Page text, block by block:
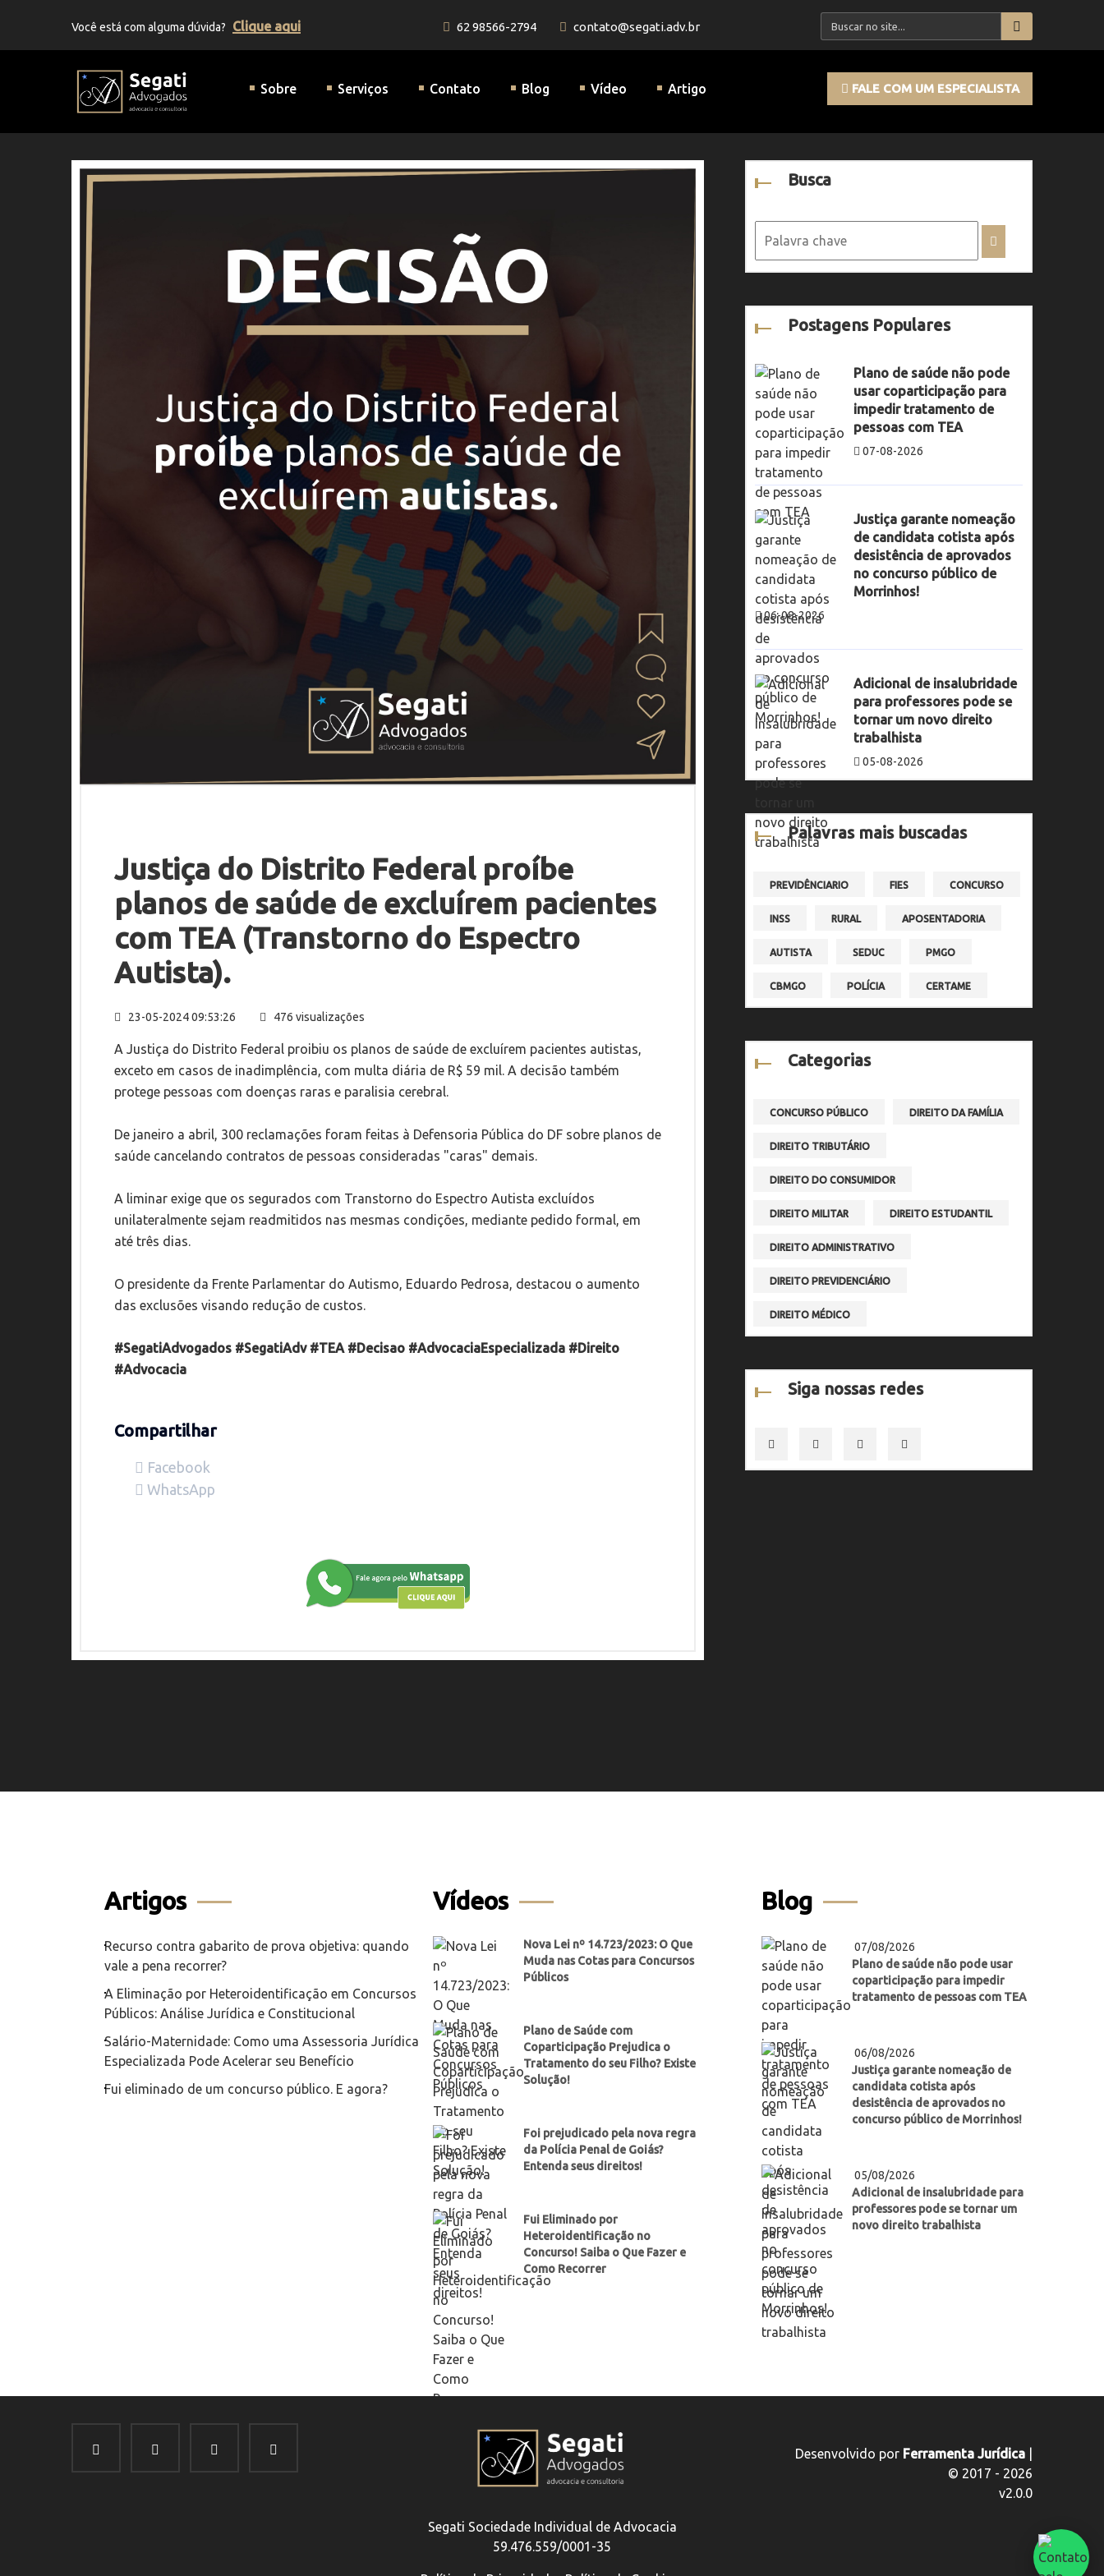
Você está com alguma dúvida? Clique aqui 62 98566-2794 contato@segati.adv.br
Sobre
Serviços Contato Blog Vídeo Artigo FALE COM UM ESPECIALISTA
Justiça do Distrito Federal proíbe
planos de saúde de excluírem pacientes
com TEA (Transtorno do Espectro
Autista).
23-05-2024 09:53:26 476 visualizações
A Justiça do Distrito Federal proibiu os planos de saúde de excluírem pacientes autistas,
exceto em casos de inadimplência, com multa diária de R$ 59 mil. A decisão também
protege pessoas com doenças raras e paralisia cerebral.
De janeiro a abril, 300 reclamações foram feitas à Defensoria Pública do DF sobre planos de
saúde cancelando contratos de pessoas consideradas "caras" demais.
A liminar exige que os segurados com Transtorno do Espectro Autista excluídos
unilateralmente sejam readmitidos nas mesmas condições, mediante pedido formal, em
até três dias.
O presidente da Frente Parlamentar do Autismo, Eduardo Pedrosa, destacou o aumento
das exclusões visando redução de custos.
#SegatiAdvogados #SegatiAdv #TEA #Decisao #AdvocaciaEspecializada #Direito
#Advocacia
Compartilhar
Facebook
WhatsApp
Busca
Postagens Populares
Plano de saúde não pode
usar coparticipação para
impedir tratamento de
pessoas com TEA
07-08-2026
Justiça garante nomeação
de candidata cotista após
desistência de aprovados
no concurso público de
Morrinhos!
06-08-2026
Adicional de insalubridade
para professores pode se
tornar um novo direito
trabalhista
05-08-2026
Palavras mais buscadas
PREVIDÊNCIARIO FIES CONCURSO
INSS RURAL APOSENTADORIA
AUTISTA SEDUC PMGO
CBMGO POLÍCIA CERTAME
Categorias
CONCURSO PÚBLICO DIREITO DA FAMÍLIA
DIREITO TRIBUTÁRIO
DIREITO DO CONSUMIDOR
DIREITO MILITAR DIREITO ESTUDANTIL
DIREITO ADMINISTRATIVO
DIREITO PREVIDENCIÁRIO
DIREITO MÉDICO
Siga nossas redes
Artigos
Recurso contra gabarito de prova objetiva: quando
vale a pena recorrer?
A Eliminação por Heteroidentificação em Concursos
Públicos: Análise Jurídica e Constitucional
Salário-Maternidade: Como uma Assessoria Jurídica
Especializada Pode Acelerar seu Benefício
Fui eliminado de um concurso público. E agora?
Vídeos
Nova Lei nº 14.723/2023: O Que
Muda nas Cotas para Concursos
Públicos
Plano de Saúde com
Coparticipação Prejudica o
Tratamento do seu Filho? Existe
Solução!
Foi prejudicado pela nova regra
da Polícia Penal de Goiás?
Entenda seus direitos!
Fui Eliminado por
Heteroidentificação no
Concurso! Saiba o Que Fazer e
Como Recorrer
Blog
07/08/2026
Plano de saúde não pode usar
coparticipação para impedir
tratamento de pessoas com TEA
06/08/2026
Justiça garante nomeação de
candidata cotista após
desistência de aprovados no
concurso público de Morrinhos!
05/08/2026
Adicional de insalubridade para
professores pode se tornar um
novo direito trabalhista
Segati Sociedade Individual de Advocacia
59.476.559/0001-35
Desenvolvido por Ferramenta Jurídica
© 2017 - 2026
v2.0.0